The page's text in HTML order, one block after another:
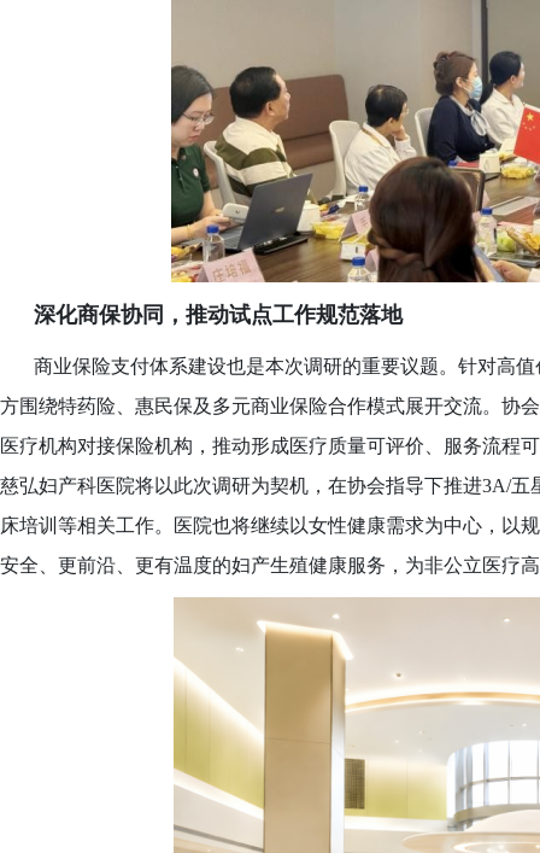
深化商保协同，推动试点工作规范落地
商业保险支付体系建设也是本次调研的重要议题。针对高
方围绕特药险、惠民保及多元商业保险合作模式展开交流。协
医疗机构对接保险机构，推动形成医疗质量可评价、服务流程
慈弘妇产科医院将以此次调研为契机，在协会指导下推进3A/五
床培训等相关工作。医院也将继续以女性健康需求为中心，以
安全、更前沿、更有温度的妇产生殖健康服务，为非公立医疗